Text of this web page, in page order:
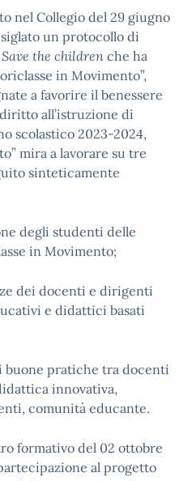
Collegio del 29 giugno
un protocollo di
Save the children che ha
in Movimento”,
a favorire il benessere
all’istruzione di
scolastico 2023-2024,
mira a lavorare su tre
sinteticamente
degli studenti delle
in Movimento;
dei docenti e dirigenti
e didattici basati
buone pratiche tra docenti
innovativa,
comunità educante.
del 02 ottobre
al progetto